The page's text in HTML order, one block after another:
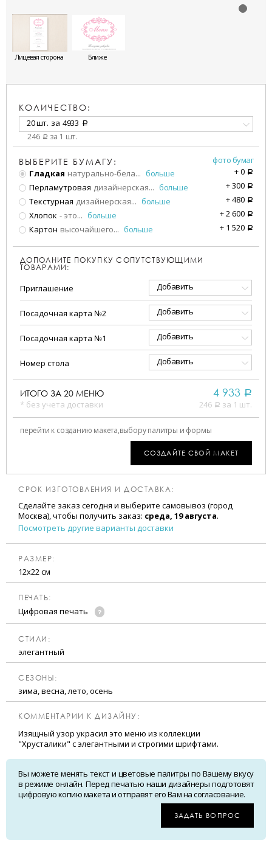
Лицевая сторона Ближе
КОЛИЧЕСТВО:
20 шт. за 4933 a
246 a за 1 шт.
ВЫБЕРИТЕ БУМАГУ:
фото бумаг
Гладкая натурально-бела... больше +0 a
Перламутровая дизайнерская... больше +300 a
Текстурная дизайнерская... больше +480 a
Хлопок - это... больше +2 600 a
Картон высочайшего... больше + 1 520 a
ДОПОЛНИТЕ ПОКУПКУ СОПУТСТВУЮЩИМИ
ТОВАРАМИ:
Приглашение Добавить
Посадочная карта №2 Добавить
Посадочная карта №1 Добавить
Номер стола Добавить
ИТОГО ЗА 20 МЕНЮ
* без учета доставки
4 933 a
246 a за 1 шт.
перейти к созданию макета,выбору палитры и формы
СОЗДАЙТЕ СВОЙ МАКЕТ
СРОК ИЗГОТОВЛЕНИЯ И ДОСТАВКА:
Сделайте заказ сегодня и выберите самовывоз (город
Москва), чтобы получить заказ: среда, 19 августа.
Посмотреть другие варианты доставки
РАЗМЕР:
12х22 см
ПЕЧАТЬ:
Цифровая печать
CТИЛИ:
элегантный
CЕЗОНЫ:
зима, весна, лето, осень
КОММЕНТАРИИ К ДИЗАЙНУ:
Изящный узор украсил это меню из коллекции
"Хрусталики" с элегантными и строгими шрифтами.
Вы можете менять текст и цветовые палитры по Вашему вкусу
в режиме онлайн. Перед печатью наши дизайнеры подготовят
цифровую копию макета и отправят его Вам на согласование.
ЗАДАТЬ ВОПРОС